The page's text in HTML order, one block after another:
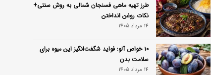
طرز تهیه ماهی فسنجان شمالی به روش سنتی+
نکات روغن انداختن
14 مرداد 1405
۱۰ خواص آلو؛ فواید شگفت‌انگیز این میوه برای
سلامت بدن
14 مرداد 1405